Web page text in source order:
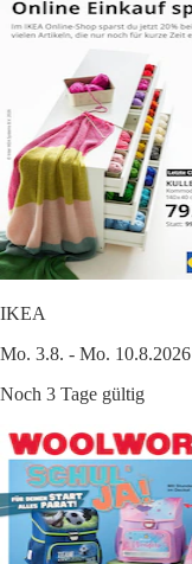
IKEA
Mo. 3.8. - Mo. 10.8.2026
Noch 3 Tage gültig